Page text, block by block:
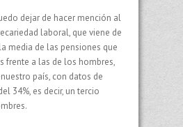
dejar de hacer mención al
laboral, que viene de
media de las pensiones que
frente a las de los hombres,
país, con datos de
34%, es decir, un tercio